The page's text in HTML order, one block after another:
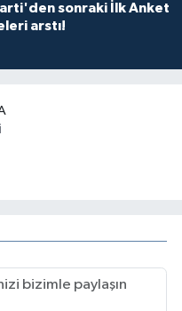
sonraki İlk Anket
arstı!